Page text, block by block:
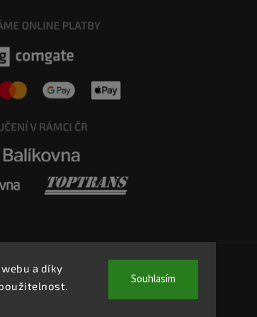
a díky
Souhlasím
vyhrazena.